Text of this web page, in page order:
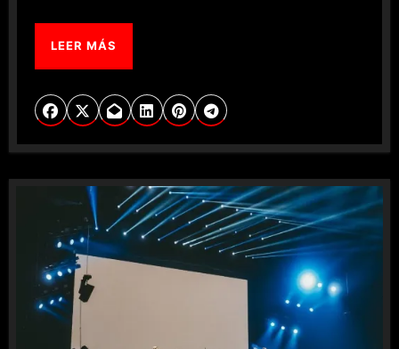
LEER MÁS